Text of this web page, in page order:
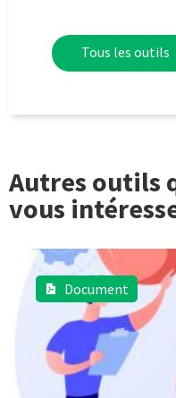
Tous les outils
Autres outils
vous
Document